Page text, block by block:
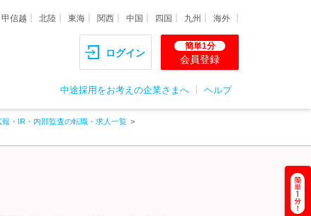
甲信越 北陸 東海 関西 中国 四国 九州 海外
ログイン
簡単1分
会員登録
中途採用をお考えの企業さまへ ヘルプ
・IR・内部監査の転職・求人一覧